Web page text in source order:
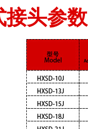
接头参数